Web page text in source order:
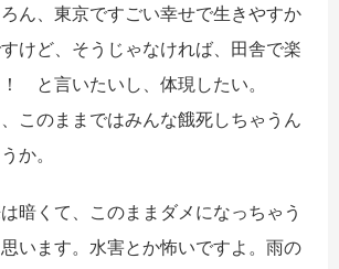
ん、東京ですごい幸せで生きやすか
けど、そうじゃなければ、田舎で楽
と言いたいし、体現したい。
このままではみんな餓死しちゃうん
か。
くて、このままダメになっちゃう
います。水害とか怖いですよ。雨の